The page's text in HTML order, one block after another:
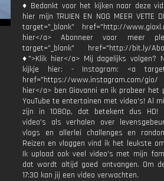
♦ Bedankt voor het kijken naar deze
hier mijn TRUIEN EN NOG MEER VETTE
target="_blank" href="http://
hier</a> Abonneer voor meer
target="_blank" href="http://bit.ly/
♦">Klik hier</a> Mij dagelijks volgen?
kijkje hier: - Instagram: <a
href="https://www.instagram.com/
hier</a> ben Giovanni en ik probeer het
YouTube te entertainen met video's! Al
zijn in 1080p, dat betekent dus HD!
video's als verhalen over
vlogs en allerlei challenges en
Reizen en vloggen vind ik het leukste
Ik upload ook veel video's met mijn
dat wordt altijd goed ontvangen. Om
17:30 kan jij een video verwachten.